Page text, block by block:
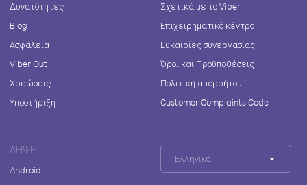
Δυνατότητες
Blog
Ασφάλεια
Viber Out
Χρεώσεις
Υποστήριξη
Σχετικά με το Viber
Επιχειρηματικό κέντρο
Ευκαιρίες συνεργασίας
Όροι και Προϋποθέσεις
Πολιτική απορρήτου
Customer Complaints Code
ΛΉΨΗ
Android
Ελληνικά